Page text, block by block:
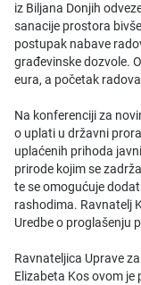
iz Biljana Donjih
sanacije prostora
postupak nabave
građevinske dozvole.
eura, a početak
Na konferenciji za
o uplati u državni
uplaćenih prihoda
prirode kojim se
te se omogućuje
rashodima. Ravnatelj
Uredbe o proglašenju
Ravnateljica Uprave
Elizabeta Kos ovom